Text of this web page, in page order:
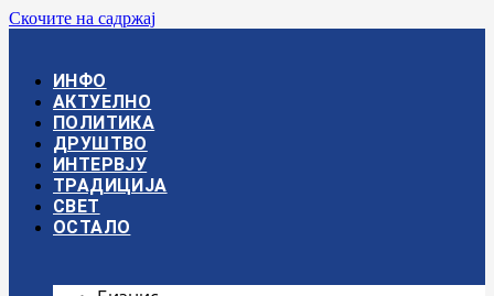
Скочите на садржај
ИНФО
АКТУЕЛНО
ПОЛИТИКА
ДРУШТВО
ИНТЕРВЈУ
ТРАДИЦИЈА
СВЕТ
ОСТАЛО